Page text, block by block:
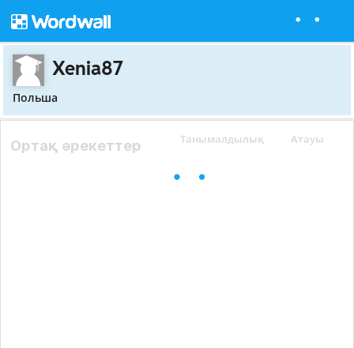
Xenia87
Польша
Танымалдылық Атауы
Ортақ әрекеттер